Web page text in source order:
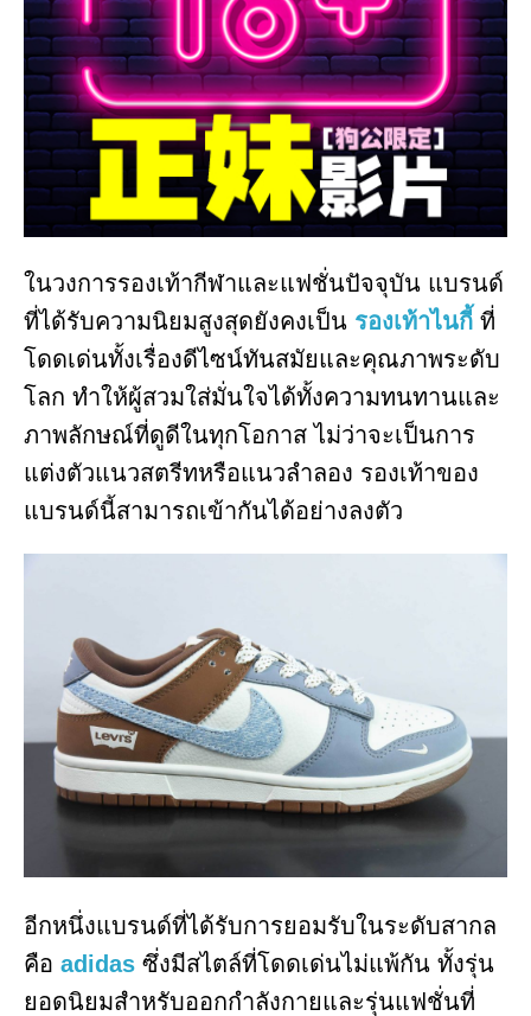
ในวงการรองเท้ากีฬาและแฟชั่นปัจจุบัน แบรนด์
ที่ได้รับความนิยมสูงสุดยังคงเป็น รองเท้าไนกี้ ที่
โดดเด่นทั้งเรื่องดีไซน์ทันสมัยและคุณภาพระดับ
โลก ทำให้ผู้สวมใส่มั่นใจได้ทั้งความทนทานและ
ภาพลักษณ์ที่ดูดีในทุกโอกาส ไม่ว่าจะเป็นการ
แต่งตัวแนวสตรีทหรือแนวลำลอง รองเท้าของ
แบรนด์นี้สามารถเข้ากันได้อย่างลงตัว
อีกหนึ่งแบรนด์ที่ได้รับการยอมรับในระดับสากล
คือ adidas ซึ่งมีสไตล์ที่โดดเด่นไม่แพ้กัน ทั้งรุ่น
ยอดนิยมสำหรับออกกำลังกายและรุ่นแฟชั่นที่